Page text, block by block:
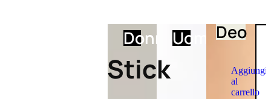
DonnaUomoDeo
Aggiungi
al
carrello
Stick